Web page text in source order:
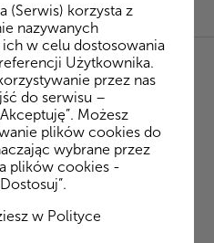
(Serwis) korzysta z
nazywanych
w celu dostosowania
Użytkownika.
przez nas
do serwisu –
Możesz
plików cookies do
wybrane przez
plików cookies -
w Polityce
/ Osiedle Rytm /
4 m. 51